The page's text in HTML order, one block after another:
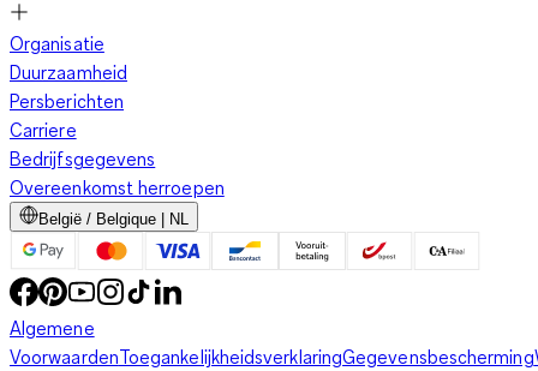
Organisatie
Duurzaamheid
Persberichten
Carriere
Bedrijfsgegevens
Overeenkomst herroepen
België / Belgique | NL
Algemene
VoorwaardenToegankelijkheidsverklaringGegevensbescherming